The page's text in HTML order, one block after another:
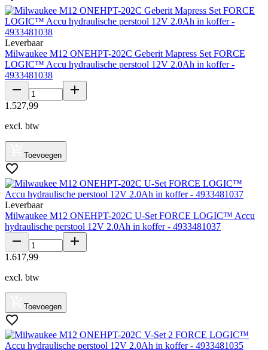
Leverbaar
Milwaukee M12 ONEHPT-202C Geberit Mapress Set FORCE
LOGIC™ Accu hydraulische perstool 12V 2.0Ah in koffer -
4933481038
1 .527,99
excl. btw
Toevoegen
Leverbaar
Milwaukee M12 ONEHPT-202C U-Set FORCE LOGIC™ Accu
hydraulische perstool 12V 2.0Ah in koffer - 4933481037
1 .617,99
excl. btw
Toevoegen